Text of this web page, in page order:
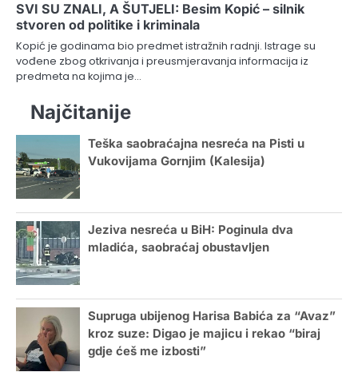
SVI SU ZNALI, A ŠUTJELI: Besim Kopić – silnik
stvoren od politike i kriminala
Kopić je godinama bio predmet istražnih radnji. Istrage su
vođene zbog otkrivanja i preusmjeravanja informacija iz
predmeta na kojima je…
Najčitanije
Teška saobraćajna nesreća na Pisti u
Vukovijama Gornjim (Kalesija)
Jeziva nesreća u BiH: Poginula dva
mladića, saobraćaj obustavljen
Supruga ubijenog Harisa Babića za “Avaz”
kroz suze: Digao je majicu i rekao “biraj
gdje ćeš me izbosti”